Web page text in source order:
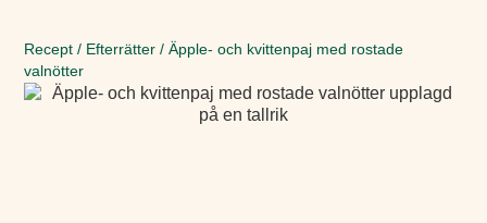
Recept / Efterrätter /Äpple- och kvittenpaj med rostade
valnötter